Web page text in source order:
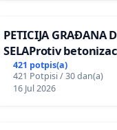
PETICIJA GRAĐANA
SELAProtiv
grada i za očuvanje
zelenih površina i
pri donošenju izmjena
421 potpis(a)
421 Potpisi / 30 dan(a)
16 Jul 2026